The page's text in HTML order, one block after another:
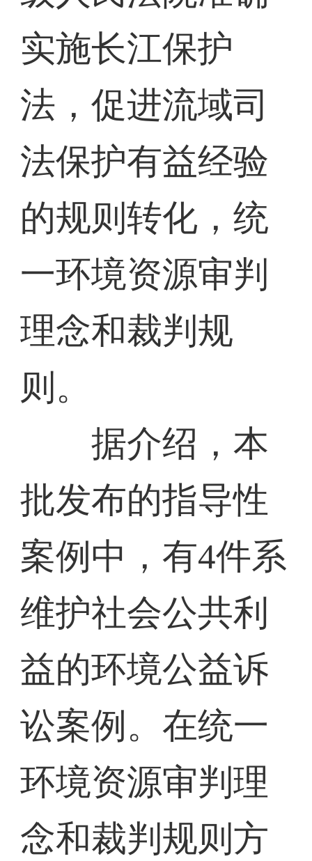
实施长江保护
法，促进流域司
法保护有益经验
的规则转化，统
一环境资源审判
理念和裁判规
则。
据介绍，本
批发布的指导性
案例中，有4件系
维护社会公共利
益的环境公益诉
讼案例。在统一
环境资源审判理
念和裁判规则方